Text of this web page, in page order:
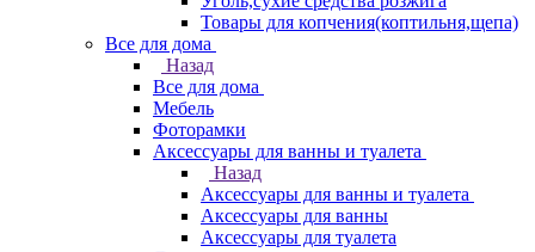
Товары для копчения(коптильня,щепа)
Все для дома
Назад
Все для дома
Мебель
Фоторамки
Аксессуары для ванны и туалета
Назад
Аксессуары для ванны и туалета
Аксессуары для ванны
Аксессуары для туалета